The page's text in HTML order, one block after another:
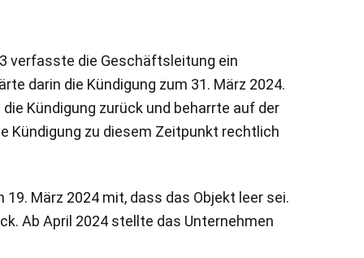
verfasste die Geschäftsleitung ein
darin die Kündigung zum 31. März 2024.
Kündigung zurück und beharrte auf der
Kündigung zu diesem Zeitpunkt rechtlich
März 2024 mit, dass das Objekt leer sei.
Ab April 2024 stellte das Unternehmen